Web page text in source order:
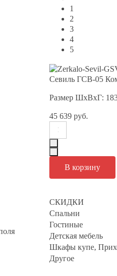
1
2
3
4
5
Севиль ГСВ-05
Размер ШхВхГ:
45 639 руб.
СКИДКИ
Спальни
Гостиные
Детская мебель
Шкафы купе,
Другое